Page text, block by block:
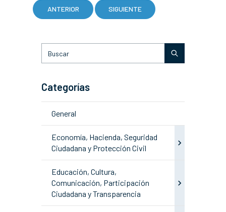
ANTERIOR SIGUIENTE
Categorías
General
Economía, Hacienda, Seguridad
Ciudadana y Protección Civil
Educación, Cultura,
Comunicación, Participación
Ciudadana y Transparencia